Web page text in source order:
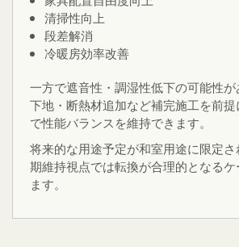
清掃性向上
段差解消
冷暖房効率改善
一方で遮音性・調湿性低下の可能性
下地・断熱材追加など補完施工を前提
で性能バランスを維持できます。
将来的な用途予定が和室用途に限定
期維持視点では転換が合理的となるケ
ます。